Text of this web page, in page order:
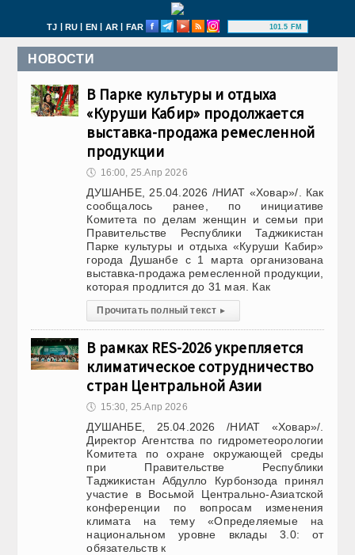
TJ | RU | EN | AR | FAR 101.5 FM
НОВОСТИ
В Парке культуры и отдыха
«Куруши Кабир» продолжается
выставка-продажа ремесленной
продукции
🕔 16:00, 25.Апр 2026
ДУШАНБЕ, 25.04.2026 /НИАТ «Ховар»/. Как
сообщалось ранее, по инициативе
Комитета по делам женщин и семьи при
Правительстве Республики Таджикистан
Парке культуры и отдыха «Куруши Кабир»
города Душанбе с 1 марта организована
выставка-продажа ремесленной продукции,
которая продлится до 31 мая. Как
Прочитать полный текст ▸
В рамках RES-2026 укрепляется
климатическое сотрудничество
стран Центральной Азии
🕔 15:30, 25.Апр 2026
ДУШАНБЕ, 25.04.2026 /НИАТ «Ховар»/.
Директор Агентства по гидрометеорологии
Комитета по охране окружающей среды
при Правительстве Республики
Таджикистан Абдулло Курбонзода принял
участие в Восьмой Центрально-Азиатской
конференции по вопросам изменения
климата на тему «Определяемые на
национальном уровне вклады 3.0: от
обязательств к